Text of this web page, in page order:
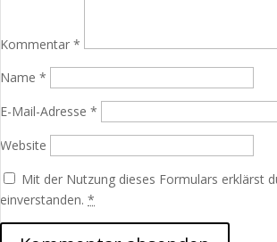
Kommentar*
Name*
E-Mail-Adresse*
Website
Mit der Nutzung dieses Formulars erklärst
einverstanden.*